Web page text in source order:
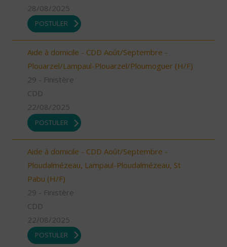
28/08/2025
POSTULER
Aide à domicile - CDD Août/Septembre -
Plouarzel/Lampaul-Plouarzel/Ploumoguer (H/F)
29 - Finistère
CDD
22/08/2025
POSTULER
Aide à domicile - CDD Août/Septembre -
Ploudalmézeau, Lampaul-Ploudalmézeau, St
Pabu (H/F)
29 - Finistère
CDD
22/08/2025
POSTULER